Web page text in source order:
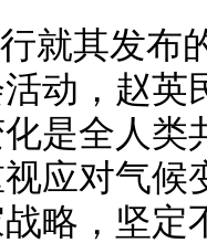
就其发布
动，赵英
是全人
应对气候
略，坚定